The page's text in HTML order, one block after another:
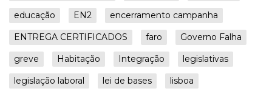
educação
EN2
encerramento campanha
ENTREGA CERTIFICADOS
faro
Governo Falha
greve
Habitação Integração
legislativas
legislação laboral
lei de bases
lisboa